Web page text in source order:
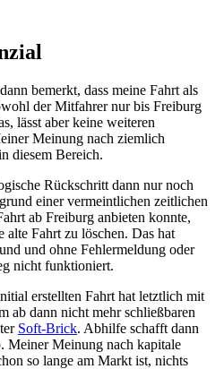
bemerkt, dass meine Fahrt als
der Mitfahrer nur bis Freiburg
lässt aber keine weiteren
Meinung nach ziemlich
diesem Bereich.
Rückschritt dann nur noch
einer vermeintlichen zeitlichen
ab Freiburg anbieten konnte,
alte Fahrt zu löschen. Das hat
und ohne Fehlermeldung oder
nicht funktioniert.
erstellten Fahrt hat letztlich mit
ab dann nicht mehr schließbaren
Soft-Brick. Abhilfe schafft dann
Meiner Meinung nach kapitale
so lange am Markt ist, nichts